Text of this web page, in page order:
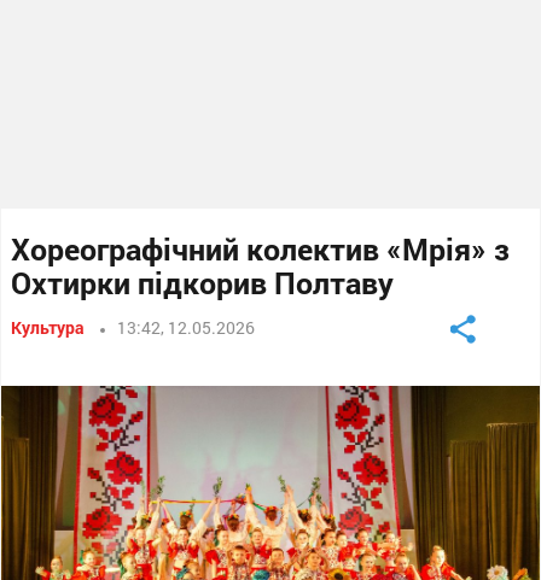
Хореографічний колектив «Мрія» з
Охтирки підкорив Полтаву
Культура 13:42, 12.05.2026